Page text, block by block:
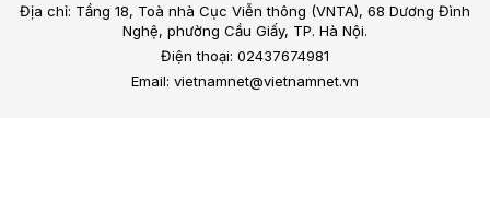
Địa chỉ: Tầng 18, Toà nhà Cục Viễn thông (VNTA), 68 Dương Đình
Nghệ, phường Cầu Giấy, TP. Hà Nội.
Điện thoại: 02437674981
Email: vietnamnet@vietnamnet.vn